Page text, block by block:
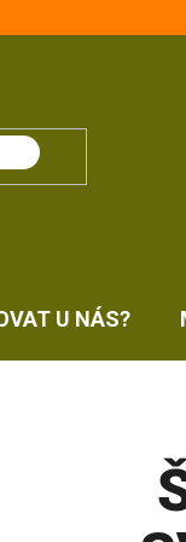
U NÁS?